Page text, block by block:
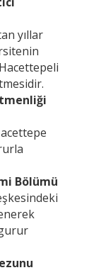
yıllar
Bölümü